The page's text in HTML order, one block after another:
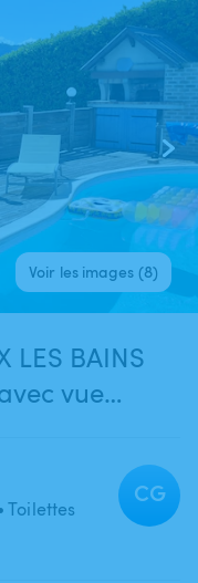
Voir les images (8)
LES BAINS
vue
Toilettes
CG